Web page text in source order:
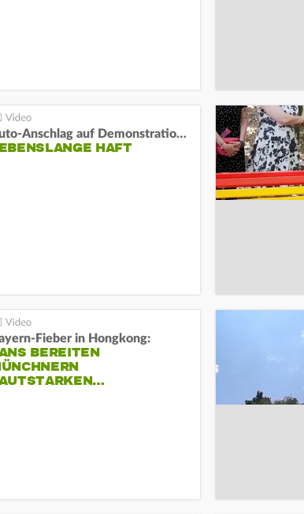
Auto-Anschlag auf Demonstration in München:
HAFT
Fieber in Hongkong:
BEREITEN